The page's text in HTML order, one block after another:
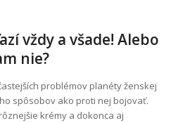
vždy a všade! Alebo
nie?
problémov planéty ženskej
spôsobov ako proti nej bojovať.
krémy a dokonca aj